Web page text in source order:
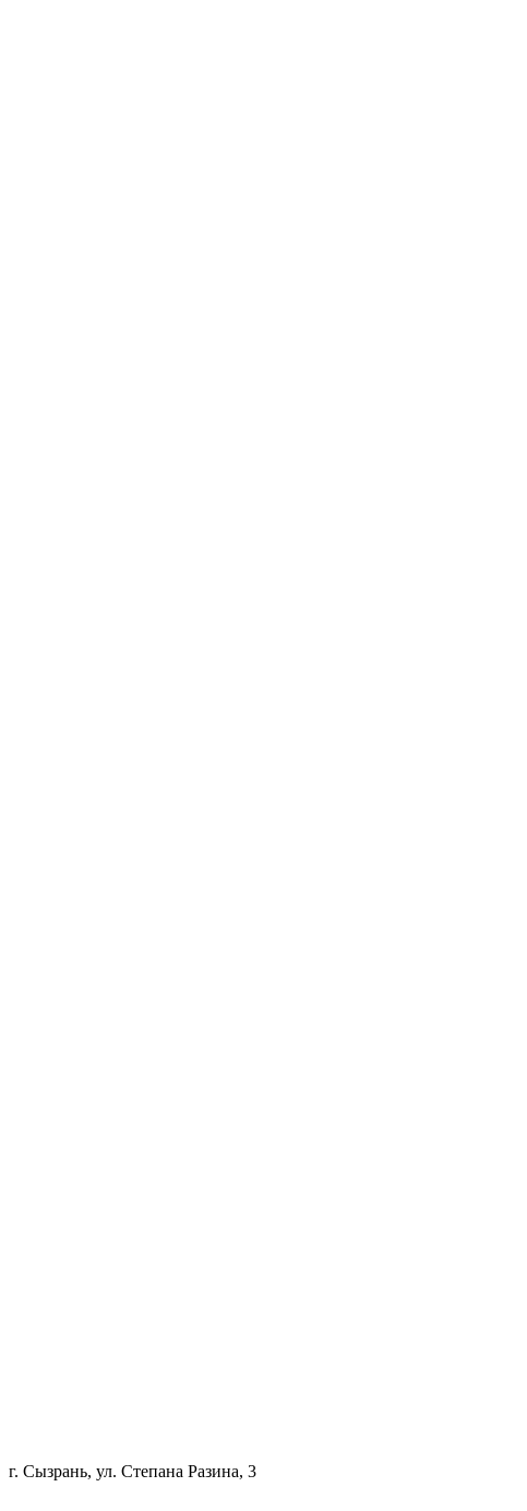
г. Сызрань, ул. Степана Разина, 3